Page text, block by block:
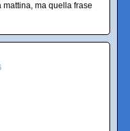
ma quella frase